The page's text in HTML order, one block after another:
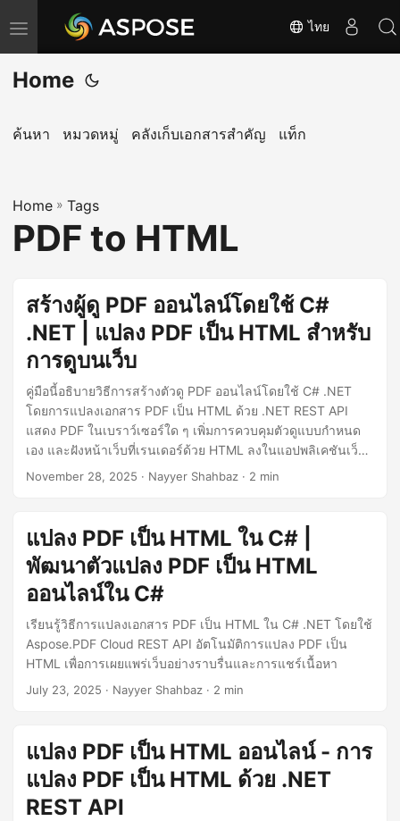
T
o
g
l
a
v
i
n
ไทย
Home
ค้นหา หมวดหมู่ คลังเก็บเอกสารสำคัญ แท็ก
Home » Tags
PDF to HTML
สร้างผู้ดู PDF ออนไลน์โดยใช้ C#
.NET | แปลง PDF เป็น HTML สำหรับ
การดูบนเว็บ
คู่มือนี้อธิบายวิธีการสร้างตัวดู PDF ออนไลน์โดยใช้ C# .NET
โดยการแปลงเอกสาร PDF เป็น HTML ด้วย .NET REST API
แสดง PDF ในเบราว์เซอร์ใด ๆ เพิ่มการควบคุมตัวดูแบบกำหนด
เอง และฝังหน้าเว็บที่เรนเดอร์ด้วย HTML ลงในแอปพลิเคชันเว็บ
ของคุณเอง
November 28, 2025 · Nayyer Shahbaz · 2 min
แปลง PDF เป็น HTML ใน C# |
พัฒนาตัวแปลง PDF เป็น HTML
ออนไลน์ใน C#
เรียนรู้วิธีการแปลงเอกสาร PDF เป็น HTML ใน C# .NET โดยใช้
Aspose.PDF Cloud REST API อัตโนมัติการแปลง PDF เป็น
HTML เพื่อการเผยแพร่เว็บอย่างราบรื่นและการแชร์เนื้อหา
July 23, 2025 · Nayyer Shahbaz · 2 min
แปลง PDF เป็น HTML ออนไลน์ - การ
แปลง PDF เป็น HTML ด้วย .NET
REST API